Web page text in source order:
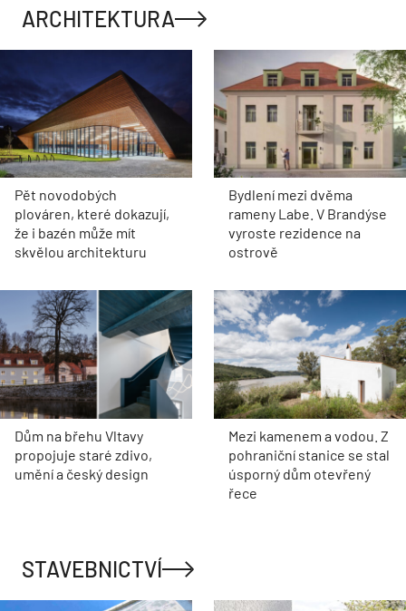
ARCHITEKTURA
Pět novodobých
plováren, které dokazují,
že i bazén může mít
skvělou architekturu
Bydlení mezi dvěma
rameny Labe. V Brandýse
vyroste rezidence na
ostrově
Dům na břehu Vltavy
propojuje staré zdivo,
umění a český design
Mezi kamenem a vodou. Z
pohraniční stanice se stal
úsporný dům otevřený
řece
STAVEBNICTVÍ